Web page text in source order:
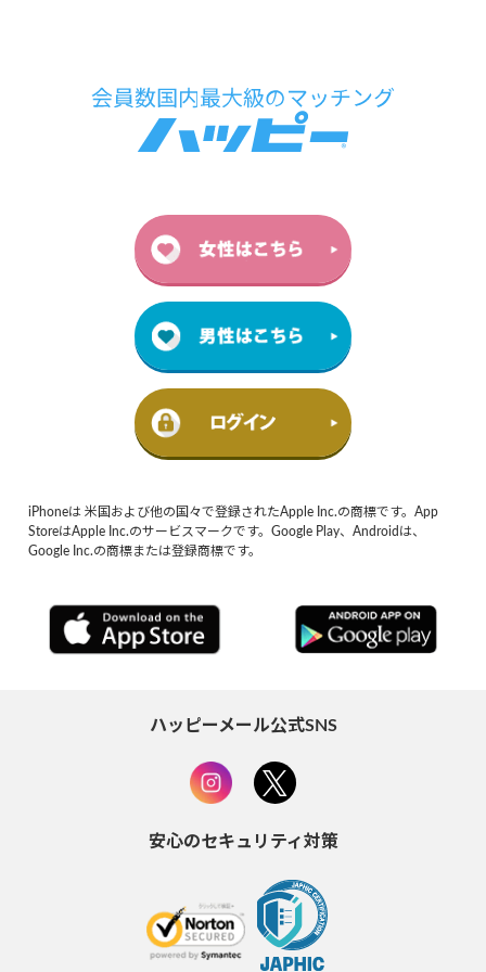
iPhoneは 米国および他の国々で登録されたApple Inc.の商標です。App
StoreはApple Inc.のサービスマークです。Google Play、Androidは、
Google Inc.の商標または登録商標です。
ハッピーメール公式SNS
安心のセキュリティ対策